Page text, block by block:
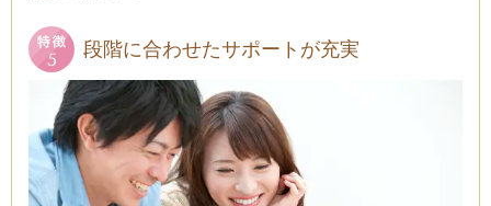
段階に合わせたサポートが充実